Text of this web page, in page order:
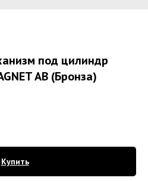
под цилиндр
AB (Бронза)
Купить